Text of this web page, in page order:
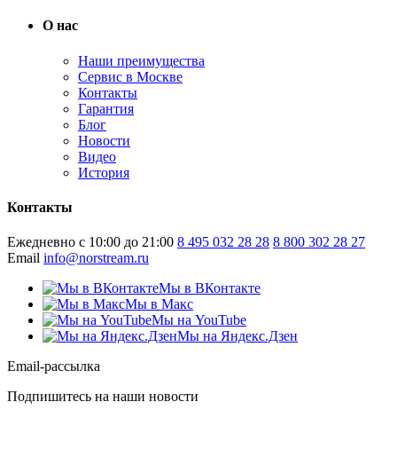
О нас
Наши преимущества
Сервис в Москве
Контакты
Гарантия
Блог
Новости
Видео
История
Контакты
Ежедневно с 10:00 до 21:00 8 495 032 28 28 8 800 302 28 27
Email info@norstream.ru
Мы в ВКонтакте
Мы в Макс
Мы на YouTube
Мы на Яндекс.Дзен
Email-рассылка
Подпишитесь на наши новости